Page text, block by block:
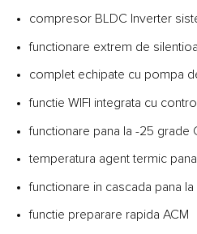
compresor BLDC Inverter
functionare extrem de
complet echipate cu pompa
functie WIFI integrata cu
functionare pana la -25 grade
temperatura agent termic
functionare in cascada pana la
functie preparare rapida ACM